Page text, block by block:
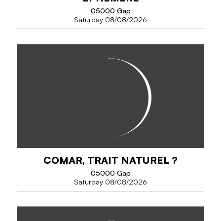
SEE MORE
05000 Gap
Saturday 08/08/2026
13 Artistes pour vous faire découvrir leurs créations
d'une grande diversité....De très belles rencontres à
PHONE
COMAR, TRAIT NATUREL ?
05000 Gap
Saturday 08/08/2026